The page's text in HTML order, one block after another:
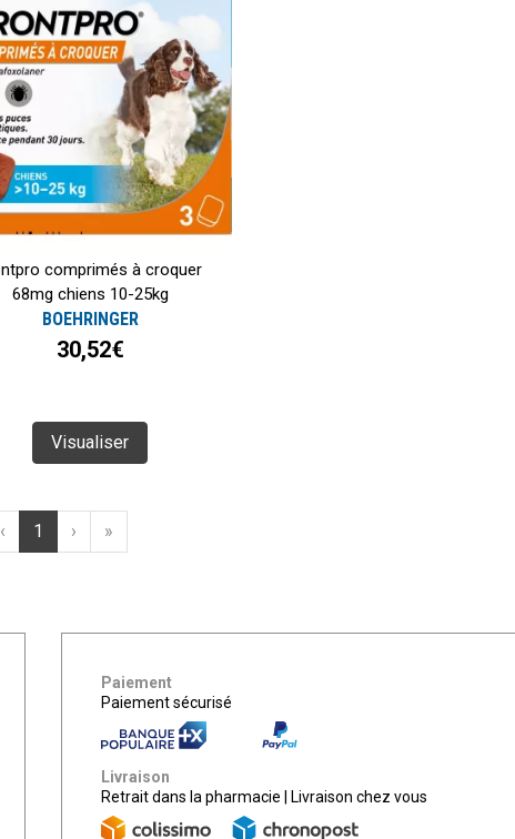
comprimés à croquer
68mg chiens 10-25kg
BOEHRINGER
30,52€
Visualiser
‹ 1 › »
Paiement
Paiement sécurisé
Livraison
Retrait dans la pharmacie
Livraison chez vous